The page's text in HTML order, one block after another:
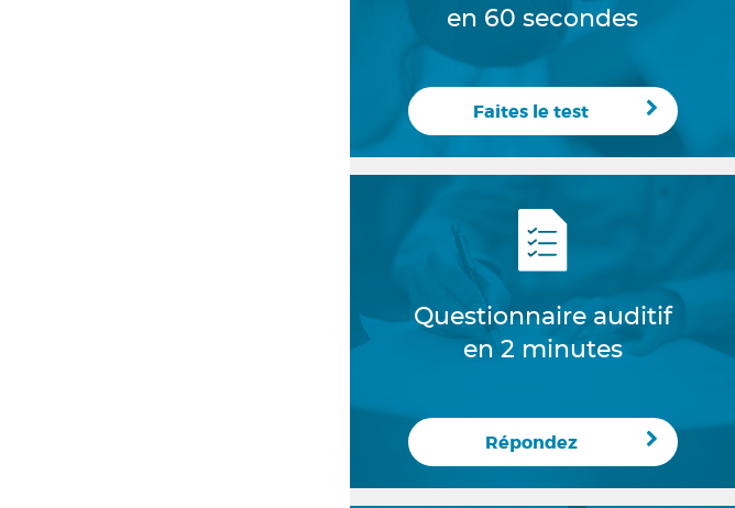
en 60 secondes
Faites le test
Questionnaire auditif
en 2 minutes
Répondez